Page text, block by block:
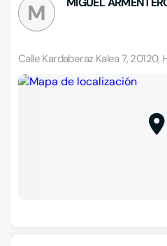
M
Calle Kardaberaz Kalea 7, 20120,